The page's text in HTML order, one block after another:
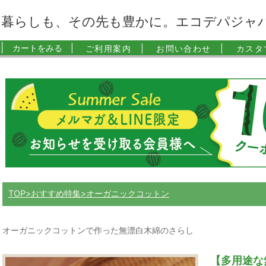
暮らしも、その先も豊かに。エコデパジャ
カートをみる | ご利用案内 | お問い合わせ | カス
TOP おすすめ特集 オーガニックコットン
オーガニックコットンで作った無漂白木綿のさらし
【多用途